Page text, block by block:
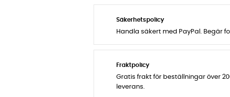
Säkerhetspolicy
Handla säkert med PayPal. Begär
Fraktpolicy
Gratis frakt för beställningar över
leverans.